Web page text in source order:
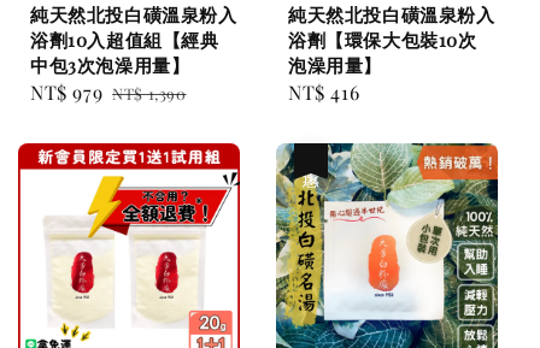
純天然北投白磺溫泉粉入
浴劑10入超值組【經典
中包3次泡澡用量】
Sale
NT$ 979 Regular
NT$ 1,390
純天然北投白磺溫泉粉入
浴劑【環保大包裝10次
泡澡用量】
Regular
NT$ 416